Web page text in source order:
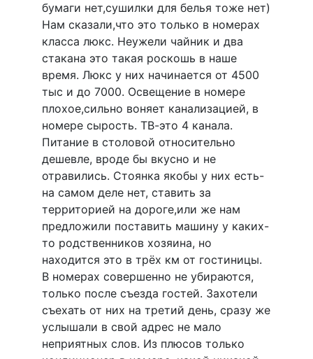
бумаги нет,сушилки для белья тоже нет)
Нам сказали,что это только в номерах
класса люкс. Неужели чайник и два
стакана это такая роскошь в наше
время. Люкс у них начинается от 4500
тыс и до 7000. Освещение в номере
плохое,сильно воняет канализацией, в
номере сырость. ТВ-это 4 канала.
Питание в столовой относительно
дешевле, вроде бы вкусно и не
отравились. Стоянка якобы у них есть-
на самом деле нет, ставить за
территорией на дороге,или же нам
предложили поставить машину у каких-
то родственников хозяина, но
находится это в трёх км от гостиницы.
В номерах совершенно не убираются,
только после съезда гостей. Захотели
съехать от них на третий день, сразу же
услышали в свой адрес не мало
неприятных слов. Из плюсов только